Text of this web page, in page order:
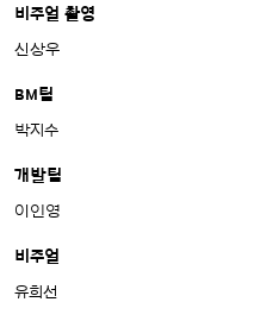
비주얼 촬영
신상우
BM팀
박지수
개발팀
이인영
비주얼
유희선